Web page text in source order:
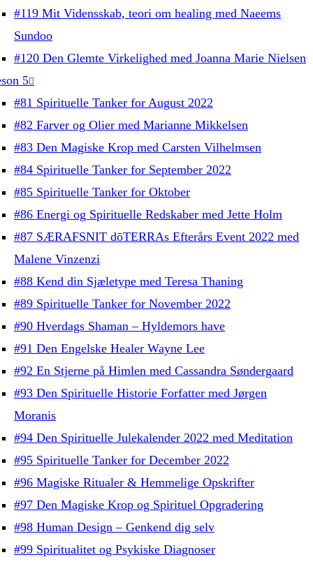
#119 Mit Vidensskab, teori om healing med Naeems
Sundoo
#120 Den Glemte Virkelighed med Joanna Marie Nielsen
5
#81 Spirituelle Tanker for August 2022
#82 Farver og Olier med Marianne Mikkelsen
#83 Den Magiske Krop med Carsten Vilhelmsen
#84 Spirituelle Tanker for September 2022
#85 Spirituelle Tanker for Oktober
#86 Energi og Spirituelle Redskaber med Jette Holm
#87 SÆRAFSNIT dōTERRAs Efterårs Event 2022 med
Malene Vinzenzi
#88 Kend din Sjæletype med Teresa Thaning
#89 Spirituelle Tanker for November 2022
#90 Hverdags Shaman – Hyldemors have
#91 Den Engelske Healer Wayne Lee
#92 En Stjerne på Himlen med Cassandra Søndergaard
#93 Den Spirituelle Historie Forfatter med Jørgen
Moranis
#94 Den Spirituelle Julekalender 2022 med Meditation
#95 Spirituelle Tanker for December 2022
#96 Magiske Ritualer & Hemmelige Opskrifter
#97 Den Magiske Krop og Spirituel Opgradering
#98 Human Design – Genkend dig selv
#99 Spiritualitet og Psykiske Diagnoser